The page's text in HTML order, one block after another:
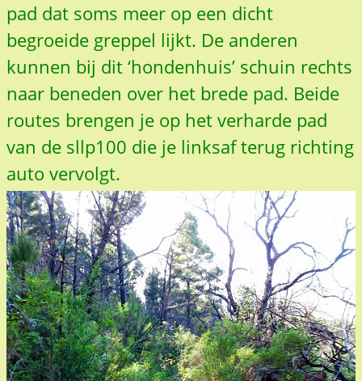
pad dat soms meer op een dicht
begroeide greppel lijkt. De anderen
kunnen bij dit ‘hondenhuis’ schuin rechts
naar beneden over het brede pad. Beide
routes brengen je op het verharde pad
van de sllp100 die je linksaf terug richting
auto vervolgt.